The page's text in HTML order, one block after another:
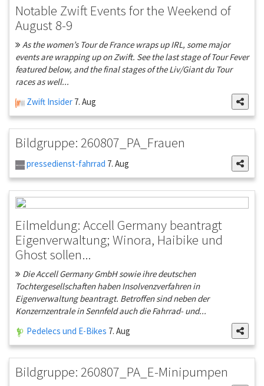
Notable Zwift Events for the Weekend of
August 8-9
As the women’s Tour de France wraps up IRL, some major
events are wrapping up on Zwift. See the last stage of Tour Fever
featured below, and the final stages of the Liv/Giant du Tour
races as well...
Zwift Insider 7. Aug
Bildgruppe: 260807_PA_Frauen
pressedienst-fahrrad 7. Aug
Eilmeldung: Accell Germany beantragt
Eigenverwaltung; Winora, Haibike und
Ghost sollen...
Die Accell Germany GmbH sowie ihre deutschen
Tochtergesellschaften haben Insolvenzverfahren in
Eigenverwaltung beantragt. Betroffen sind neben der
Konzernzentrale in Sennfeld auch die Fahrrad- und...
Pedelecs und E-Bikes 7. Aug
Bildgruppe: 260807_PA_E-Minipumpen